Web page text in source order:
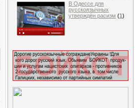
В Одессе для
русскоязычных
утверждён расизм (1)